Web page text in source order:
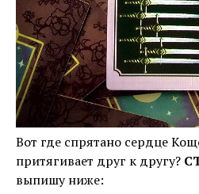
Вот где спрятано сердце
притягивает друг к другу?
выпишу ниже: